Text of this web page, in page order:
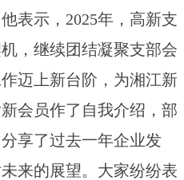
表示，2025年，高新支
，继续团结凝聚支部会
迈上新台阶，为湘江新
会员作了自我介绍，部
享了过去一年企业发
来的展望。大家纷纷表